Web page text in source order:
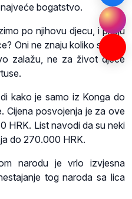
bogatstvo.
po njihovu djecu, i pitaju
Oni ne znaju koliko su kod
zalažu, ne za život djece
kako je samo iz Konga do
Cijena posvojenja je za ove
HRK. List navodi da su neki
do 270.000 HRK.
narodu je vrlo izvjesna
tog naroda sa lica